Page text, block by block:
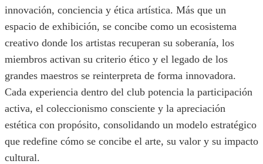
innovación, conciencia y ética artística. Más que un
espacio de exhibición, se concibe como un ecosistema
creativo donde los artistas recuperan su soberanía, los
miembros activan su criterio ético y el legado de los
grandes maestros se reinterpreta de forma innovadora.
Cada experiencia dentro del club potencia la participación
activa, el coleccionismo consciente y la apreciación
estética con propósito, consolidando un modelo estratégico
que redefine cómo se concibe el arte, su valor y su impacto
cultural.